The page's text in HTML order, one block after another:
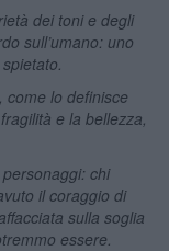
dei toni e degli
sull’umano: uno
come lo definisce
e la bellezza,
chi
il coraggio di
sulla soglia
essere.